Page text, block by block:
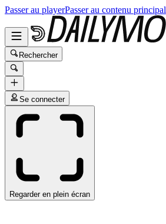
Passer au playerPasser au contenu principal
Rechercher
Se connecter
Regarder en plein écran